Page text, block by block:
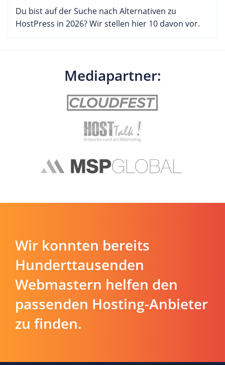
Du bist auf der Suche nach Alternativen zu
HostPress in 2026? Wir stellen hier 10 davon vor.
Mediapartner:
Wir konnten bereits
Hunderttausenden
Webmastern helfen den
passenden Hosting-Anbieter
zu finden.